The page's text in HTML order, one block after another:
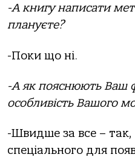
-А книгу написати
плануєте?
-Поки що ні.
-А як пояснюють Ваш
особливість Вашого
-Швидше за все – так,
спеціального для